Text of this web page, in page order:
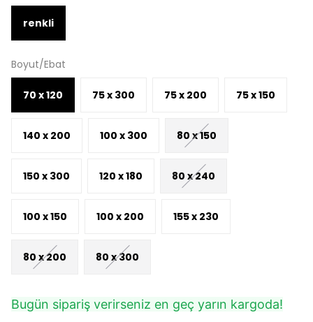
renkli
Boyut/Ebat
70 x 120 75 x 300 75 x 200 75 x 150
140 x 200 100 x 300 80 x 150
150 x 300 120 x 180 80 x 240
100 x 150 100 x 200 155 x 230
80 x 200 80 x 300
Bugün sipariş verirseniz en geç yarın kargoda!